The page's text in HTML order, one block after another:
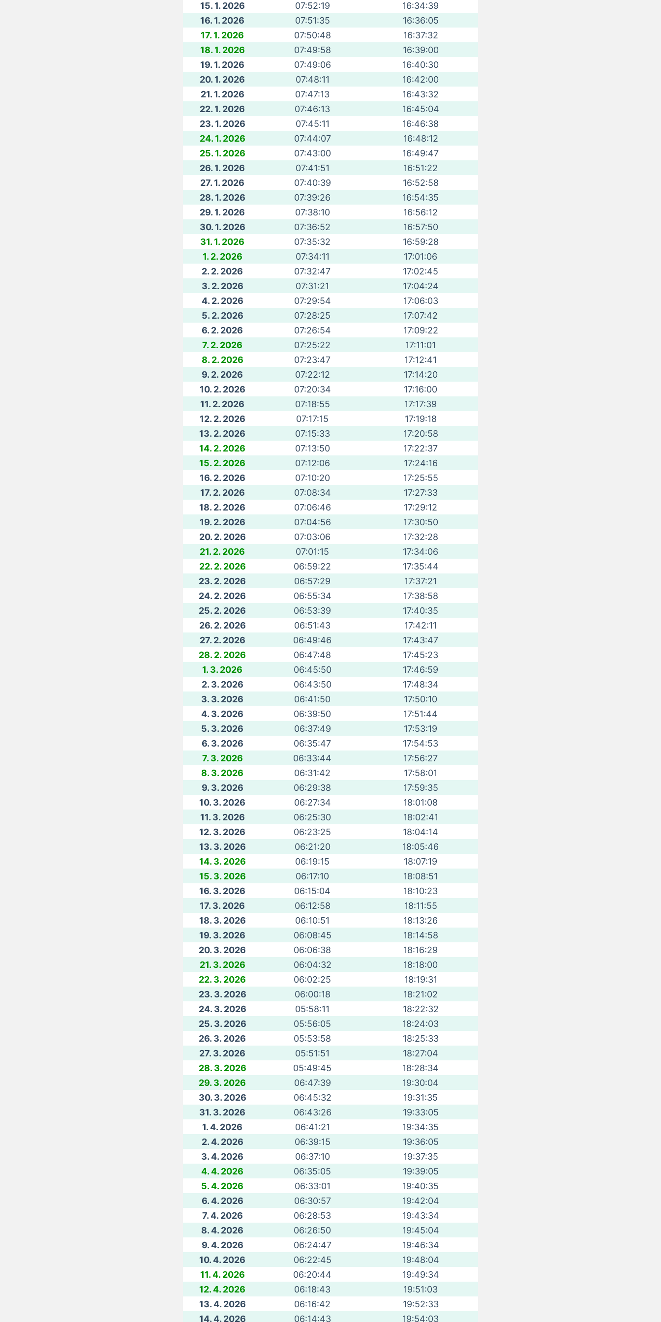
15. 1. 2026 07:52:19
16:34:39
16. 1. 2026
07:51:35
16:36:05
17. 1. 2026
07:50:48
16:37:32
18. 1. 2026
07:49:58
16:39:00
19. 1. 2026
07:49:06
16:40:30
20. 1. 2026
07:48:11
16:42:00
21. 1. 2026
07:47:13
16:43:32
22. 1. 2026
07:46:13
16:45:04
23. 1. 2026
07:45:11
16:46:38
24. 1. 2026
07:44:07
16:48:12
25. 1. 2026
07:43:00
16:49:47
26. 1. 2026
07:41:51
16:51:22
27. 1. 2026
07:40:39
16:52:58
28. 1. 2026
07:39:26
16:54:35
29. 1. 2026
07:38:10
16:56:12
30. 1. 2026
07:36:52
16:57:50
31. 1. 2026
07:35:32
16:59:28
1. 2. 2026
07:34:11
17:01:06
2. 2. 2026
07:32:47
17:02:45
3. 2. 2026
07:31:21
17:04:24
4. 2. 2026
07:29:54
17:06:03
5. 2. 2026
07:28:25
17:07:42
6. 2. 2026
07:26:54
17:09:22
7. 2. 2026
07:25:22
17:11:01
8. 2. 2026
07:23:47
17:12:41
9. 2. 2026
07:22:12
17:14:20
10. 2. 2026
07:20:34
17:16:00
11. 2. 2026
07:18:55
17:17:39
12. 2. 2026
07:17:15
17:19:18
13. 2. 2026
07:15:33
17:20:58
14. 2. 2026
07:13:50
17:22:37
15. 2. 2026
07:12:06
17:24:16
16. 2. 2026
07:10:20
17:25:55
17. 2. 2026
07:08:34
17:27:33
18. 2. 2026
07:06:46
17:29:12
19. 2. 2026
07:04:56
17:30:50
20. 2. 2026
07:03:06
17:32:28
21. 2. 2026
07:01:15
17:34:06
22. 2. 2026
06:59:22
17:35:44
23. 2. 2026
06:57:29
17:37:21
24. 2. 2026
06:55:34
17:38:58
25. 2. 2026
06:53:39
17:40:35
26. 2. 2026
06:51:43
17:42:11
27. 2. 2026
06:49:46
17:43:47
28. 2. 2026
06:47:48
17:45:23
1. 3. 2026
06:45:50
17:46:59
2. 3. 2026
06:43:50
17:48:34
3. 3. 2026
06:41:50
17:50:10
4. 3. 2026
06:39:50
17:51:44
5. 3. 2026
06:37:49
17:53:19
6. 3. 2026
06:35:47
17:54:53
7. 3. 2026
06:33:44
17:56:27
8. 3. 2026
06:31:42
17:58:01
9. 3. 2026
06:29:38
17:59:35
10. 3. 2026
06:27:34
18:01:08
11. 3. 2026
06:25:30
18:02:41
12. 3. 2026
06:23:25
18:04:14
13. 3. 2026
06:21:20
18:05:46
14. 3. 2026
06:19:15
18:07:19
15. 3. 2026
06:17:10
18:08:51
16. 3. 2026
06:15:04
18:10:23
17. 3. 2026
06:12:58
18:11:55
18. 3. 2026
06:10:51
18:13:26
19. 3. 2026
06:08:45
18:14:58
20. 3. 2026
06:06:38
18:16:29
21. 3. 2026
06:04:32
18:18:00
22. 3. 2026
06:02:25
18:19:31
23. 3. 2026
06:00:18
18:21:02
24. 3. 2026
05:58:11
18:22:32
25. 3. 2026
05:56:05
18:24:03
26. 3. 2026
05:53:58
18:25:33
27. 3. 2026
05:51:51
18:27:04
28. 3. 2026
05:49:45
18:28:34
29. 3. 2026
06:47:39
19:30:04
30. 3. 2026
06:45:32
19:31:35
31. 3. 2026
06:43:26
19:33:05
1. 4. 2026
06:41:21
19:34:35
2. 4. 2026
06:39:15
19:36:05
3. 4. 2026
06:37:10
19:37:35
4. 4. 2026
06:35:05
19:39:05
5. 4. 2026
06:33:01
19:40:35
6. 4. 2026
06:30:57
19:42:04
7. 4. 2026
06:28:53
19:43:34
8. 4. 2026
06:26:50
19:45:04
9. 4. 2026
06:24:47
19:46:34
10. 4. 2026
06:22:45
19:48:04
11. 4. 2026
06:20:44
19:49:34
12. 4. 2026
06:18:43
19:51:03
13. 4. 2026
06:16:42
19:52:33
14. 4. 2026
06:14:43 19:54:03